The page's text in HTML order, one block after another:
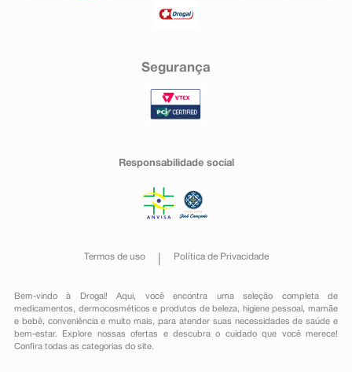
Segurança
Responsabilidade social
Termos de uso Política de Privacidade
Bem-vindo à Drogal! Aqui, você encontra uma seleção completa de
medicamentos , dermocosméticos e produtos de beleza, higiene pessoal ,mamãe
e bebê, conveniênciae muito mais, para atender suas necessidades de saúde e
bem-estar. Explore nossas ofertas e descubra o cuidado que você merece!
Confira todas as categorias do site.